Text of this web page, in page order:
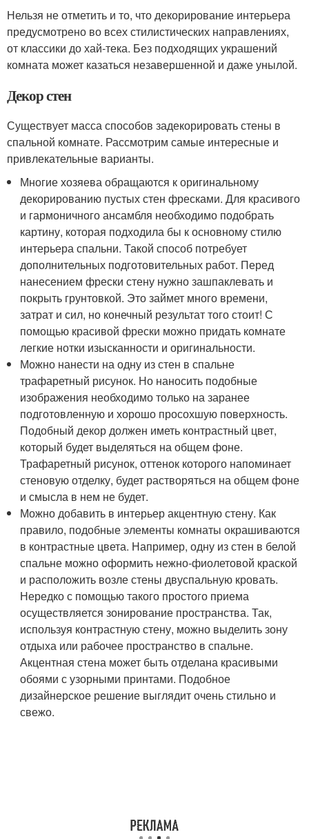
Нельзя не отметить и то, что декорирование интерьера
предусмотрено во всех стилистических направлениях,
от классики до хай-тека. Без подходящих украшений
комната может казаться незавершенной и даже унылой.
Декор стен
Существует масса способов задекорировать стены в
спальной комнате. Рассмотрим самые интересные и
привлекательные варианты.
Многие хозяева обращаются к оригинальному
декорированию пустых стен фресками. Для красивого
и гармоничного ансамбля необходимо подобрать
картину, которая подходила бы к основному стилю
интерьера спальни. Такой способ потребует
дополнительных подготовительных работ. Перед
нанесением фрески стену нужно зашпаклевать и
покрыть грунтовкой. Это займет много времени,
затрат и сил, но конечный результат того стоит! С
помощью красивой фрески можно придать комнате
легкие нотки изысканности и оригинальности.
Можно нанести на одну из стен в спальне
трафаретный рисунок. Но наносить подобные
изображения необходимо только на заранее
подготовленную и хорошо просохшую поверхность.
Подобный декор должен иметь контрастный цвет,
который будет выделяться на общем фоне.
Трафаретный рисунок, оттенок которого напоминает
стеновую отделку, будет растворяться на общем фоне
и смысла в нем не будет.
Можно добавить в интерьер акцентную стену. Как
правило, подобные элементы комнаты окрашиваются
в контрастные цвета. Например, одну из стен в белой
спальне можно оформить нежно-фиолетовой краской
и расположить возле стены двуспальную кровать.
Нередко с помощью такого простого приема
осуществляется зонирование пространства. Так,
используя контрастную стену, можно выделить зону
отдыха или рабочее пространство в спальне.
Акцентная стена может быть отделана красивыми
обоями с узорными принтами. Подобное
дизайнерское решение выглядит очень стильно и
свежо.